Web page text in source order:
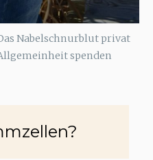
Nabelschnurblut privat
spenden